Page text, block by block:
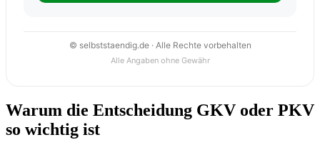
© selbststaendig.de · Alle Rechte vorbehalten
Alle Angaben ohne Gewähr
Warum die Entscheidung GKV oder PKV
so wichtig ist